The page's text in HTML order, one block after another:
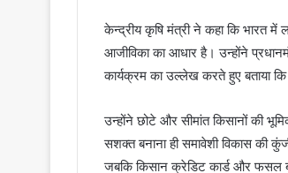
केन्द्रीय कृषि मंत्री ने कहा कि भारत में
आजीविका का आधार है। उन्होंने
कार्यक्रम का उल्लेख करते हुए बताया
उन्होंने छोटे और सीमांत किसानों की
सशक्त बनाना ही समावेशी विकास की
जबकि किसान क्रेडिट कार्ड और फसल